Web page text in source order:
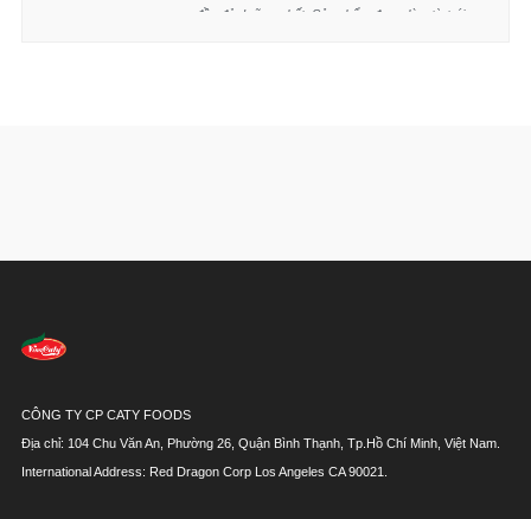
đầy đủ dưỡng chất. Sản phẩm được làm từ trái
CÔNG TY CP CATY FOODS
Địa chỉ: 104 Chu Văn An, Phường 26, Quận Bình Thạnh, Tp.Hồ Chí Minh, Việt Nam.
International Address: Red Dragon Corp Los Angeles CA 90021.